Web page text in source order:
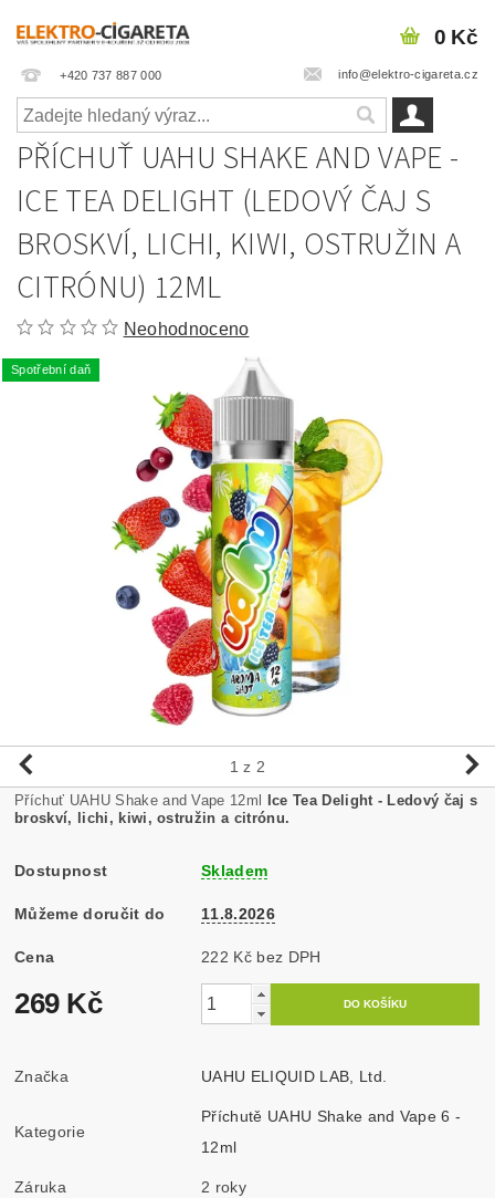
+420 737 887 000 info@elektro-cigareta.cz
0 Kč
PŘÍCHUŤ UAHU SHAKE AND VAPE -
ICE TEA DELIGHT (LEDOVÝ ČAJ S
BROSKVÍ, LICHI, KIWI, OSTRUŽIN A
CITRÓNU) 12ML
Neohodnoceno
Spotřební daň
1 z 2
Příchuť UAHU Shake and Vape 12ml Ice Tea Delight - Ledový čaj s
broskví, lichi, kiwi, ostružin a citrónu.
Dostupnost Skladem
Můžeme doručit do 11.8.2026
Cena 222 Kč bez DPH
269 Kč
Značka UAHU ELIQUID LAB, Ltd.
Kategorie
Příchutě UAHU Shake and Vape 6 -
12ml
Záruka 2 roky